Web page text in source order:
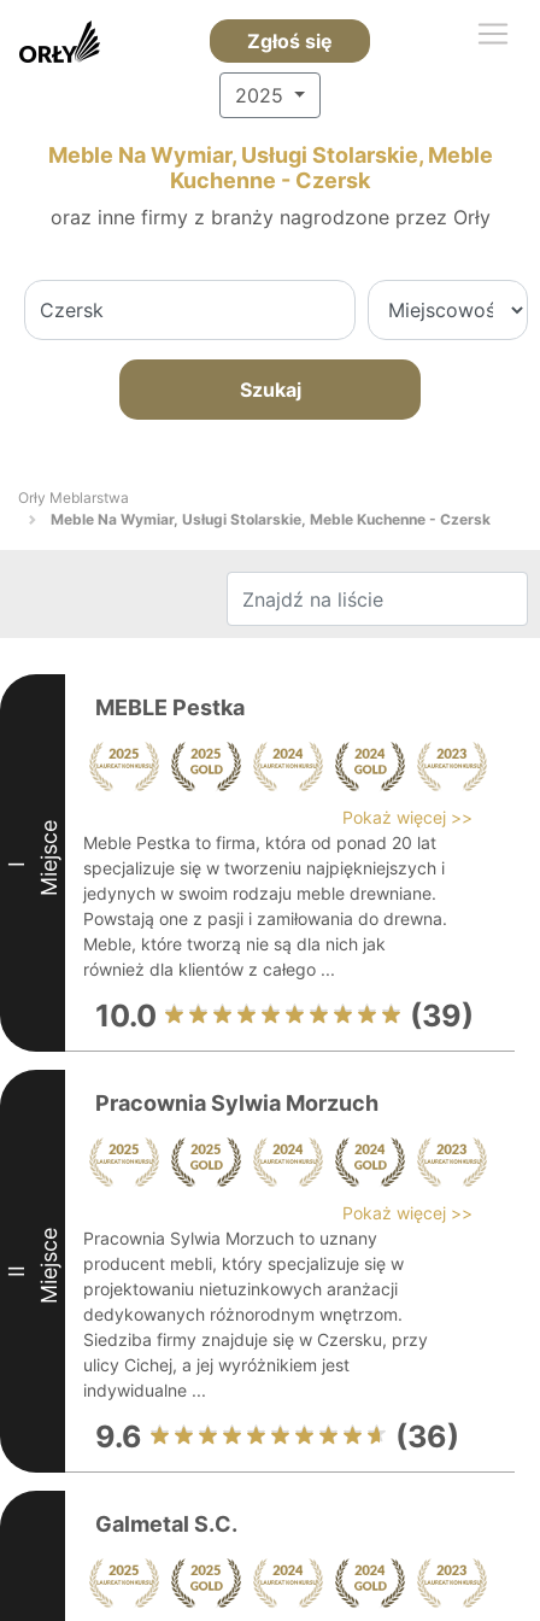
Zgłoś się
2025
Meble Na Wymiar, Usługi Stolarskie, Meble
Kuchenne - Czersk
oraz inne firmy z branży nagrodzone przez Orły
Szukaj
Orły Meblarstwa
Meble Na Wymiar, Usługi Stolarskie, Meble Kuchenne - Czersk
I Miejsce
MEBLE Pestka
Pokaż więcej >>
Meble Pestka to firma, która od ponad 20 lat
specjalizuje się w tworzeniu najpiękniejszych i
jedynych w swoim rodzaju meble drewniane.
Powstają one z pasji i zamiłowania do drewna.
Meble, które tworzą nie są dla nich jak
również dla klientów z całego ...
10.0 (39)
II Miejsce
Pracownia Sylwia Morzuch
Pokaż więcej >>
Pracownia Sylwia Morzuch to uznany
producent mebli, który specjalizuje się w
projektowaniu nietuzinkowych aranżacji
dedykowanych różnorodnym wnętrzom.
Siedziba firmy znajduje się w Czersku, przy
ulicy Cichej, a jej wyróżnikiem jest
indywidualne ...
9.6 (36)
Galmetal S.C.